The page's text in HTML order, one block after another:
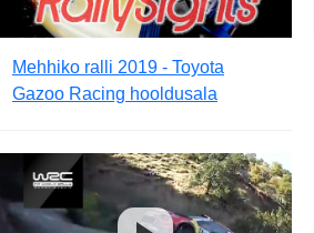
Mehhiko ralli 2019 - Toyota
Gazoo Racing hooldusala